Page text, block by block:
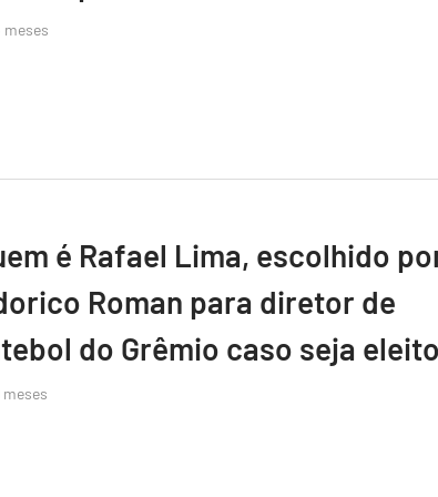
meses
é Rafael Lima, escolhido
Roman para diretor de
do Grêmio caso seja eleito
meses